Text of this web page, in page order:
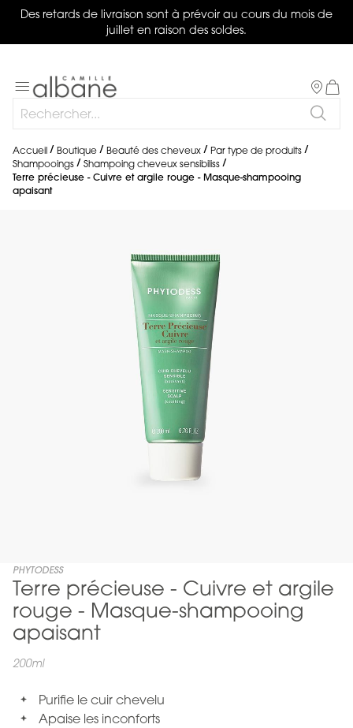
Des retards de livraison sont à prévoir au cours du mois de
juillet en raison des soldes.
Basculer
navigation
Mon
Accueil Boutique Beauté des cheveux
Par type de produits
Shampooings
Shampoing cheveux sensibiliss
Terre précieuse - Cuivre et argile rouge - Masque-shampooing
apaisant
Skip
beginning
images
PHYTODESS
Terre précieuse - Cuivre et argile
rouge - Masque-shampooing
apaisant
200ml
Purifie le cuir chevelu
Apaise les inconforts